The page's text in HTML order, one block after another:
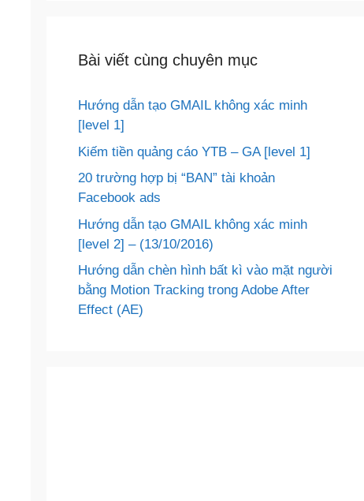
Bài viết cùng chuyên mục
Hướng dẫn tạo GMAIL không xác minh
[level 1]
Kiếm tiền quảng cáo YTB – GA [level 1]
20 trường hợp bị “BAN” tài khoản
Facebook ads
Hướng dẫn tạo GMAIL không xác minh
[level 2] – (13/10/2016)
Hướng dẫn chèn hình bất kì vào mặt người
bằng Motion Tracking trong Adobe After
Effect (AE)